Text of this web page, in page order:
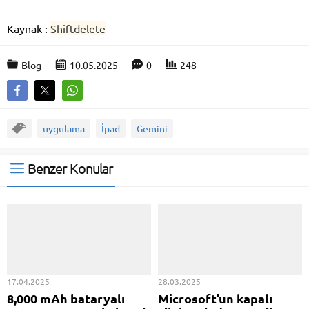
Kaynak : Shiftdelete
Blog 10.05.2025 0 248
uygulama İpad Gemini
Benzer Konular
17.04.2025
8,000 mAh bataryalı
28.03.2025
Microsoft’un kapalı